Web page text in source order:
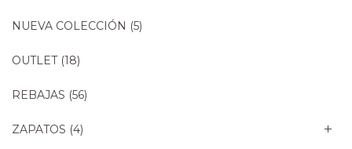
NUEVA COLECCIÓN (5)
OUTLET (18)
REBAJAS (56)
ZAPATOS (4)